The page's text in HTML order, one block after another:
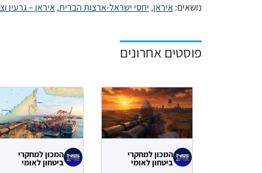
נושאים:איראן, יחסי ישראל-ארצות הברית,איראן – גרעין
פוסטים אחרונים
המכון למחקרי
ביטחון לאומי
המכון למחקרי
ביטחון לאומי